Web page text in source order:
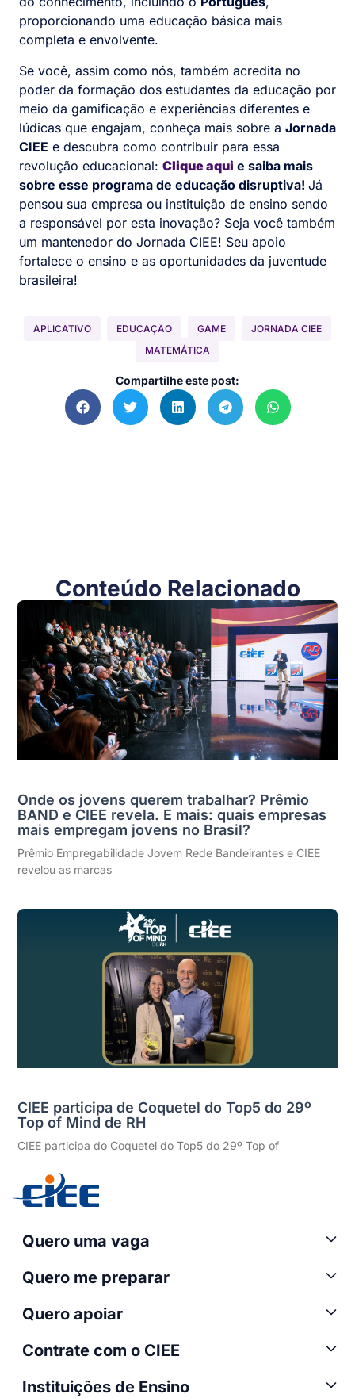
proporcionando uma educação básica mais
completa e envolvente.
Se você, assim como nós, também acredita no
poder da formação dos estudantes da educação por
meio da gamificação e experiências diferentes e
lúdicas que engajam, conheça mais sobre a Jornada
CIEE e descubra como contribuir para essa
revolução educacional: Clique aqui e saiba mais
sobre esse programa de educação disruptiva! Já
pensou sua empresa ou instituição de ensino sendo
a responsável por esta inovação? Seja você também
um mantenedor do Jornada CIEE! Seu apoio
fortalece o ensino e as oportunidades da juventude
brasileira!
APLICATIVO EDUCAÇÃO GAME
JORNADA CIEE
MATEMÁTICA
Compartilhe este post:
Conteúdo Relacionado
Onde os jovens querem trabalhar? Prêmio
BAND e CIEE revela. E mais: quais empresas
mais empregam jovens no Brasil?
Prêmio Empregabilidade Jovem Rede Bandeirantes e CIEE
revelou as marcas
CIEE participa de Coquetel do Top5 do 29º
Top of Mind de RH
CIEE participa do Coquetel do Top5 do 29º Top of
Quero uma vaga
Quero me preparar
Quero apoiar
Contrate com o CIEE
Instituições de Ensino